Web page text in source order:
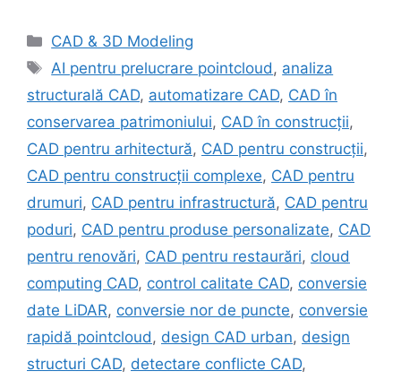
Categories
CAD & 3D Modeling
Tags
AI pentru prelucrare pointcloud , analiza
structurală CAD, automatizare CAD, CAD în
conservarea patrimoniului, CAD în construcții,
CAD pentru arhitectură, CAD pentru construcții,
CAD pentru construcții complexe, CAD pentru
drumuri, CAD pentru infrastructură, CAD pentru
poduri, CAD pentru produse personalizate, CAD
pentru renovări, CAD pentru restaurări, cloud
computing CAD, control calitate CAD, conversie
date LiDAR, conversie nor de puncte, conversie
rapidă pointcloud , design CAD urban, design
structuri CAD, detectare conflicte CAD,